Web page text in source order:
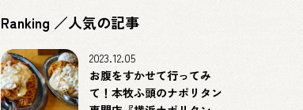
Ranking ／人気の記事
お腹をすかせて行ってみ
て！本牧ふ頭のナポリタン
2023.12.05